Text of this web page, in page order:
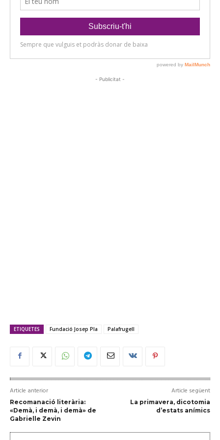
- Publicitat -
ETIQUETES Fundació Josep Pla Palafrugell
Article anterior
Recomanació literària:
«Demà, i demà, i demà» de
Gabrielle Zevin
Article següent
La primavera, dicotomia
d’estats anímics